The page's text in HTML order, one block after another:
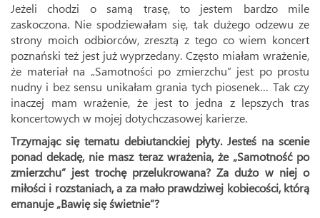
Jeżeli chodzi o samą trasę, to jestem bardzo mile
zaskoczona. Nie spodziewałam się, tak dużego odzewu ze
strony moich odbiorców, zresztą z tego co wiem koncert
poznański też jest już wyprzedany. Często miałam wrażenie,
że materiał na „Samotności po zmierzchu” jest po prostu
nudny i bez sensu unikałam grania tych piosenek… Tak czy
inaczej mam wrażenie, że jest to jedna z lepszych tras
koncertowych w mojej dotychczasowej karierze.
Trzymając się tematu debiutanckiej płyty. Jesteś na scenie
ponad dekadę, nie masz teraz wrażenia, że „Samotność po
zmierzchu” jest trochę przelukrowana? Za dużo w niej o
miłości i rozstaniach, a za mało prawdziwej kobiecości, którą
emanuje „Bawię się świetnie”?